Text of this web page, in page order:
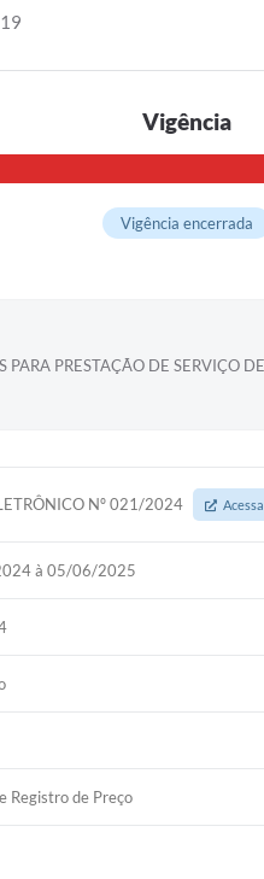
Vigência
Vigência encerrada
PARA PRESTAÇÃO DE
Nº 021/2024
à 05/06/2025
Registro de Preço